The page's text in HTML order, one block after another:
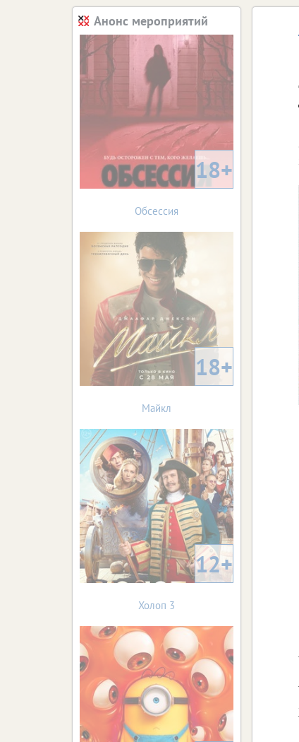
Анонс мероприятий
18+
Обсессия
18+
Майкл
12+
Холоп 3